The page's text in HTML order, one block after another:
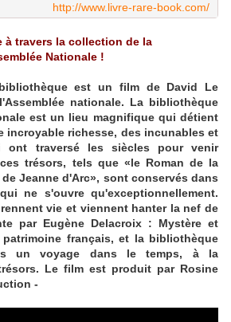
http://www.livre-rare-book.com/
à travers la collection de la
Nationale !
est un film de David Le
nationale. La bibliothèque
est un lieu magnifique qui détient
incroyable richesse, des incunables et
ont traversé les siècles pour venir
trésors, tels que «le Roman de la
Jeanne d'Arc», sont conservés dans
ne s'ouvre qu'exceptionnellement.
vie et viennent hanter la nef de
par Eugène Delacroix : Mystère et
français, et la bibliothèque
un voyage dans le temps, à la
Le film est produit par Rosine
-